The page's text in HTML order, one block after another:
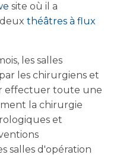
site où il a
théâtres à flux
les salles
les chirurgiens et
effectuer toute une
la chirurgie
et
salles d'opération